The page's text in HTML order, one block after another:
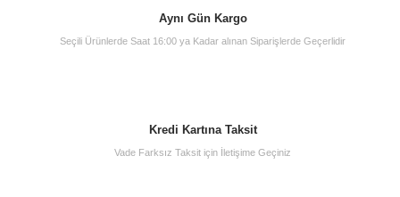
Aynı Gün Kargo
Seçili Ürünlerde Saat 16:00 ya Kadar alınan Siparişlerde Geçerlidir
Kredi Kartına Taksit
Vade Farksız Taksit için İletişime Geçiniz